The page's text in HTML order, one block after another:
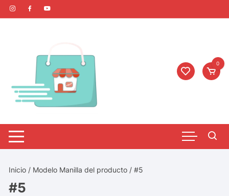
0
Inicio / Modelo Manilla del producto / #5
#5